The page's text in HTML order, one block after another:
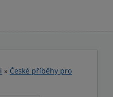
» České příběhy pro